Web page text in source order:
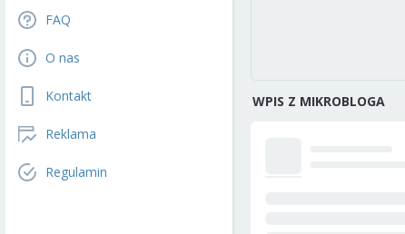
FAQ
O nas
Kontakt
Reklama
Regulamin
WPIS Z MIKROBLOGA